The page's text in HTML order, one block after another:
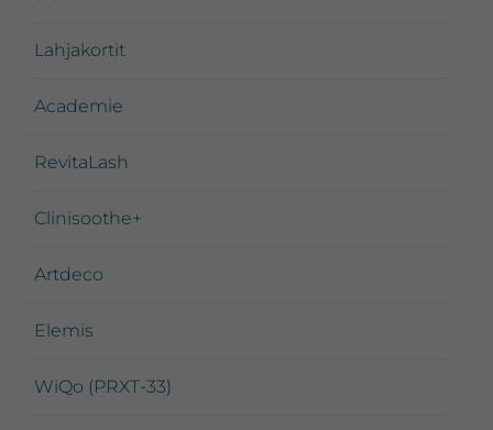
Lahjakortit
Academie
RevitaLash
Clinisoothe+
Artdeco
Elemis
WiQo (PRXT-33)